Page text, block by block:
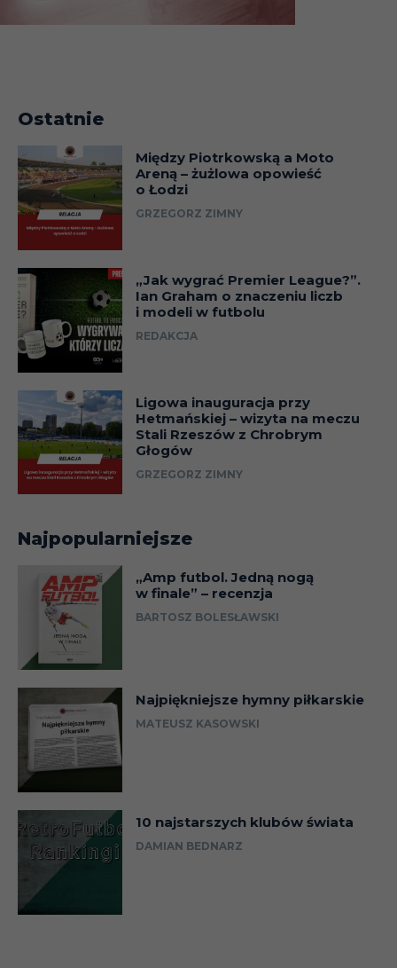
Ostatnie
Między Piotrkowską a Moto
Areną – żużlowa opowieść
o Łodzi
GRZEGORZ ZIMNY
„Jak wygrać Premier League?”.
Ian Graham o znaczeniu liczb
i modeli w futbolu
REDAKCJA
Ligowa inauguracja przy
Hetmańskiej – wizyta na meczu
Stali Rzeszów z Chrobrym
Głogów
GRZEGORZ ZIMNY
Najpopularniejsze
„Amp futbol. Jedną nogą
w finale” – recenzja
BARTOSZ BOLESŁAWSKI
Najpiękniejsze hymny piłkarskie
MATEUSZ KASOWSKI
10 najstarszych klubów świata
DAMIAN BEDNARZ